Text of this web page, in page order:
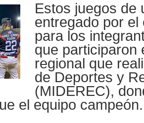
Estos juegos de
entregado por el
para los
que participaron
regional que
de Deportes y
(MIDEREC),
el equipo campeón.